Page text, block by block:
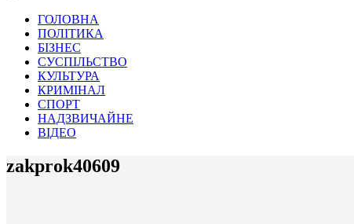
ГОЛОВНА
ПОЛІТИКА
БІЗНЕС
СУСПІЛЬСТВО
КУЛЬТУРА
КРИМІНАЛ
СПОРТ
НАДЗВИЧАЙНЕ
ВІДЕО
zakprok40609